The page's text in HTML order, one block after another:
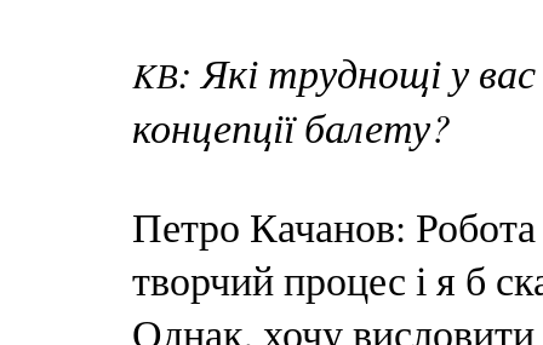
KВ: Які труднощі у
концепції балету?
Петро Качанов: Робота
творчий процес і я б
Однак, хочу висловити